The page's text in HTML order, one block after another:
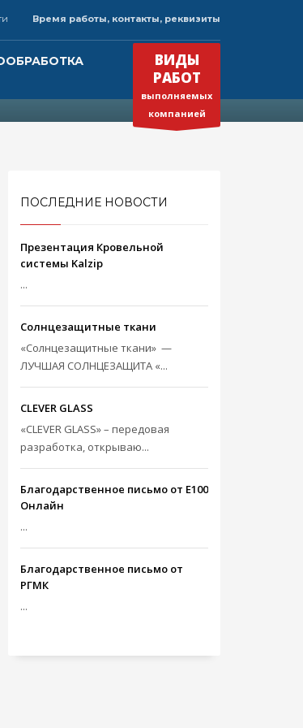
ВРЕМЯ РАБОТЫ
Будем рады Вашему звонку!
Время работы, контакты, реквизиты
ВИДЫ
РАБОТ
выполняемых
компанией
ПОСЛЕДНИЕ НОВОСТИ
Презентация Кровельной
системы Kalzip
...
Солнцезащитные ткани
«Солнцезащитные ткани» —
ЛУЧШАЯ СОЛНЦЕЗАЩИТА «...
CLEVER GLASS
«CLEVER GLASS» – передовая
разработка, открываю...
Благодарственное письмо от Е100
Онлайн
...
Благодарственное письмо от
РГМК
...